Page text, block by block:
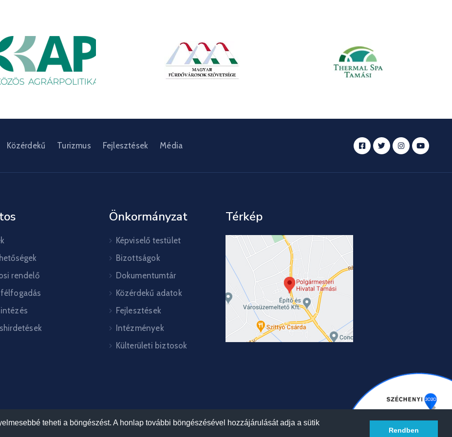
teheti a böngészést. A honlap további böngészésével hozzájárulását adja a sütik
Rendben
Közérdekű Turizmus Fejlesztések Média
rendelő
Önkormányzat
Képviselő testület
Bizottságok
Dokumentumtár
Közérdekű adatok
Fejlesztések
Intézmények
Külterületi biztosok
Térkép